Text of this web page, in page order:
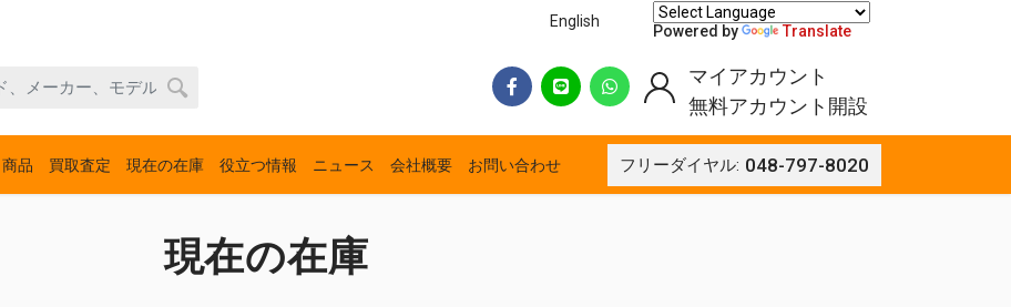
English
Powered by Translate
商品 買取査定 現在の在庫 役立つ情報 ニュース 会社概要 お問い合わせ フリーダイヤル: 048-797-8020
マイアカウント
無料アカウント開設
現在の在庫